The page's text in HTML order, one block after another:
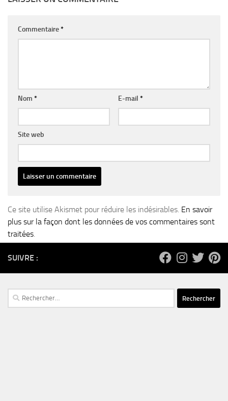
Commentaire*
Nom * E-mail *
Site web
Ce site utilise Akismet pour réduire les indésirables. En savoir
plus sur la façon dont les données de vos commentaires sont
traitées.
SUIVRE :
Rechercher :